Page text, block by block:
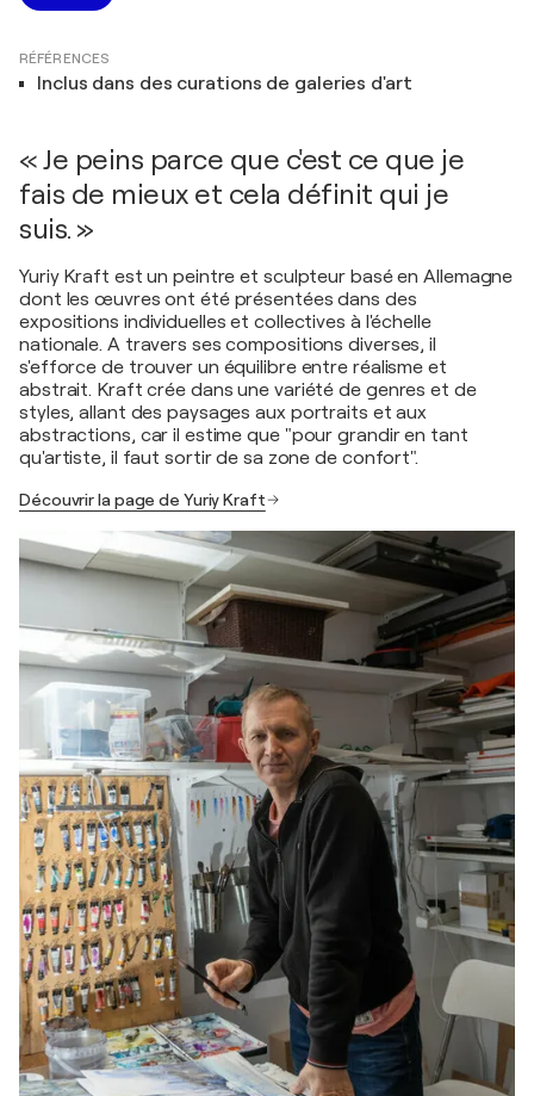
RÉFÉRENCES
Inclus dans des curations de galeries d'art
« Je peins parce que c'est ce que je
fais de mieux et cela définit qui je
suis. »
Yuriy Kraft est un peintre et sculpteur basé en Allemagne
dont les œuvres ont été présentées dans des
expositions individuelles et collectives à l'échelle
nationale. A travers ses compositions diverses, il
s'efforce de trouver un équilibre entre réalisme et
abstrait. Kraft crée dans une variété de genres et de
styles, allant des paysages aux portraits et aux
abstractions, car il estime que "pour grandir en tant
qu'artiste, il faut sortir de sa zone de confort".
Découvrir la page de Yuriy Kraft